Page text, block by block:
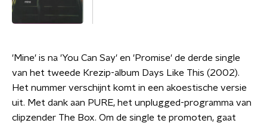
'Mine' is na 'You Can Say' en 'Promise' de derde single
van het tweede Krezip-album Days Like This (2002).
Het nummer verschijnt komt in een akoestische versie
uit. Met dank aan PURE, het unplugged-programma van
clipzender The Box. Om de single te promoten, gaat